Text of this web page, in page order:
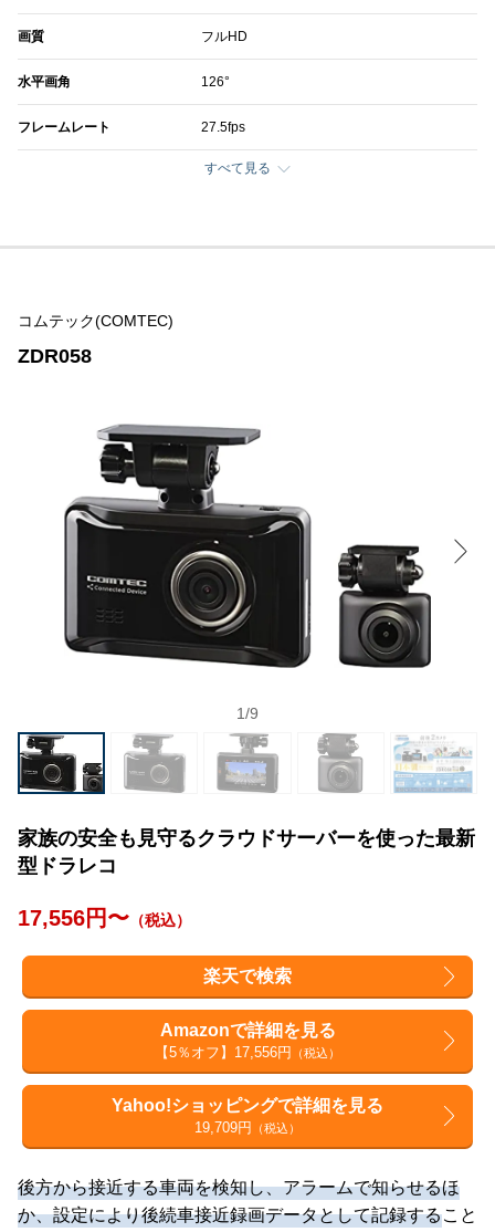
画質 フルHD
水平画角 126°
フレームレート 27.5fps
すべて見る
コムテック(COMTEC)
ZDR058
1/9
家族の安全も見守るクラウドサーバーを使った最新
型ドラレコ
17,556円〜 （税込）
楽天で検索
Amazonで詳細を見る
【5％オフ】17,556円 （税込）
Yahoo!ショッピングで詳細を見る
19,709円 （税込）
後方から接近する車両を検知し、アラームで知らせるほ
か、設定により後続車接近録画データとして記録すること